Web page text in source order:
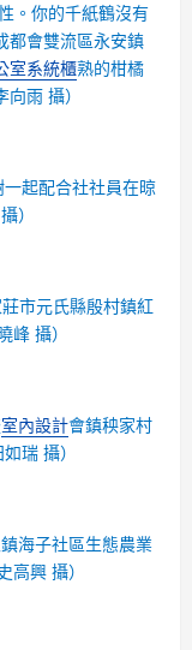
。你的千紙鶴沒有
都會雙流區永安鎮
室系統櫃熟的柑橘
雨 攝）
起配合社社員在晾
）
市元氏縣殷村鎮紅
峰 攝）
室內設計會鎮秧家村
瑞 攝）
海子社區生態農業
高興 攝）